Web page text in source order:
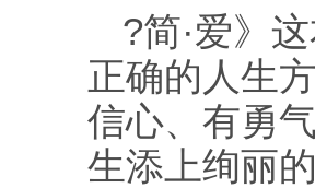
?简·爱》
正确的人生
信心、有勇
生添上绚丽